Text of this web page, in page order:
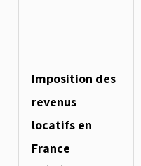
Imposition des
revenus
locatifs en
France